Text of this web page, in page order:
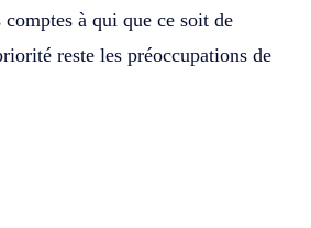
à qui que ce soit de
reste les préoccupations de